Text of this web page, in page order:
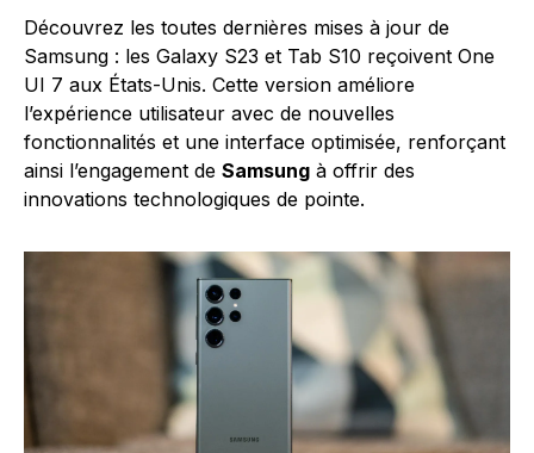
Découvrez les toutes dernières mises à jour de
Samsung : les Galaxy S23 et Tab S10 reçoivent One
UI 7 aux États-Unis. Cette version améliore
l’expérience utilisateur avec de nouvelles
fonctionnalités et une interface optimisée, renforçant
ainsi l’engagement de Samsung à offrir des
innovations technologiques de pointe.